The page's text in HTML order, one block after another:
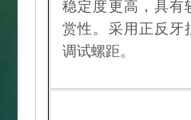
稳定度更高，具有
赏性。采用正反牙
调试螺距。